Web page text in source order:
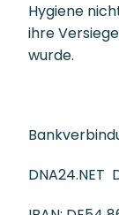
Hygiene
ihre
wurde.
DNA24.NET